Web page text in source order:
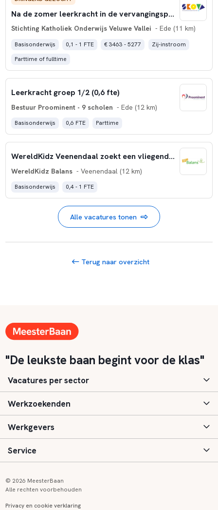
Na de zomer leerkracht in de vervangingspool van Skovv?
Stichting Katholiek Onderwijs Veluwe Vallei - Ede (11 km)
Basisonderwijs 0,1 - 1 FTE € 3463 - 5277
Zij-instroom
Parttime of fulltime
Leerkracht groep 1/2 (0,6 fte)
Bestuur Proominent - 9 scholen - Ede (12 km)
Basisonderwijs 0,6 FTE Parttime
WereldKidz Veenendaal zoekt een vliegende keep leerkracht
WereldKidz Balans - Veenendaal (12 km)
Basisonderwijs 0,4 - 1 FTE
Alle vacatures tonen
Terug naar overzicht
"De leukste baan begint voor de klas"
Vacatures per sector
Basisonderwijs
Speciaal (basis) onderwijs
Voortgezet onderwijs
Werkzoekenden
Aanmelden
Vacatures
Werkgevers
Inloggen
Service
© 2026 MeesterBaan
Alle rechten voorbehouden
Privacy en cookie verklaring